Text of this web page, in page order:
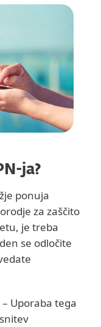
ja?
ponuja
za zaščito
je treba
se odločite
– Uporaba tega